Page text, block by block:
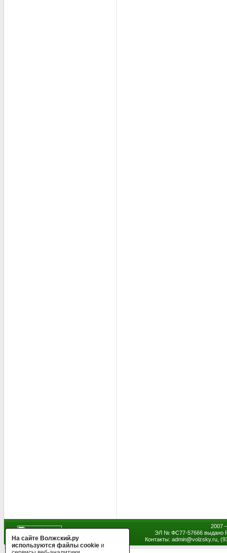
2007
ЭЛ № ФС77-57666 выдано
Контакты: admin@volzsky.ru,
На сайте Волжский.ру
используются файлы cookie и